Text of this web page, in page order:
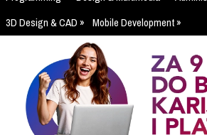
UPIS
ŠTA DOBIJATE
UČENJE NA DALJINU
DIPLOME I SERTIFIKATI
3D Design & CAD
Mobile Development